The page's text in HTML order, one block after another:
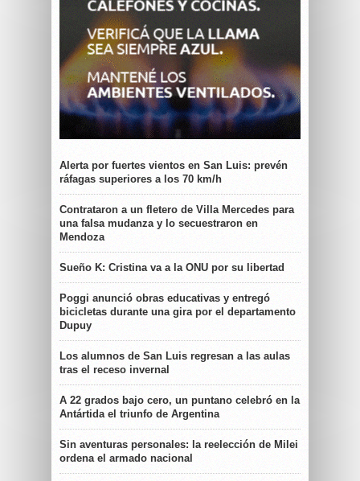
Alerta por fuertes vientos en San Luis: prevén
ráfagas superiores a los 70 km/h
Contrataron a un fletero de Villa Mercedes para
una falsa mudanza y lo secuestraron en
Mendoza
Sueño K: Cristina va a la ONU por su libertad
Poggi anunció obras educativas y entregó
bicicletas durante una gira por el departamento
Dupuy
Los alumnos de San Luis regresan a las aulas
tras el receso invernal
A 22 grados bajo cero, un puntano celebró en la
Antártida el triunfo de Argentina
Sin aventuras personales: la reelección de Milei
ordena el armado nacional